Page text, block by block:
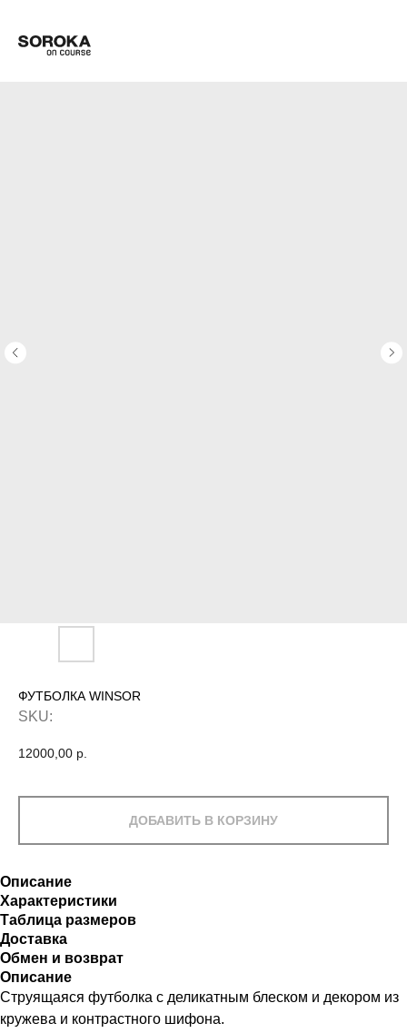
ФУТБОЛКА WINSOR
SKU:
12000,00 р.
ДОБАВИТЬ В КОРЗИНУ
Описание
Характеристики
Таблица размеров
Доставка
Обмен и возврат
Описание
Струящаяся футболка с деликатным блеском и декором из
кружева и контрастного шифона.